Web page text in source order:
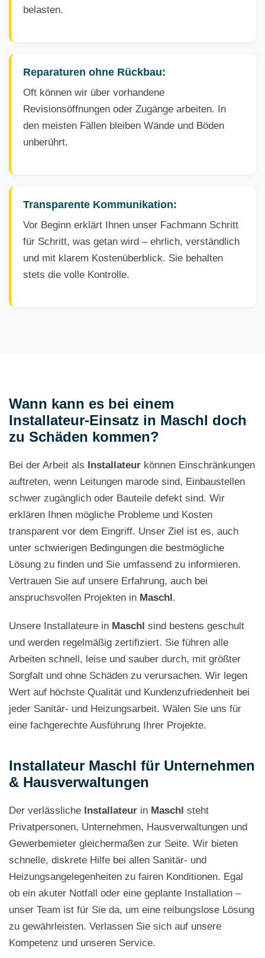
belasten.
Reparaturen ohne Rückbau:
Oft können wir über vorhandene
Revisionsöffnungen oder Zugänge arbeiten. In
den meisten Fällen bleiben Wände und Böden
unberührt.
Transparente Kommunikation:
Vor Beginn erklärt Ihnen unser Fachmann Schritt
für Schritt, was getan wird – ehrlich, verständlich
und mit klarem Kostenüberblick. Sie behalten
stets die volle Kontrolle.
Wann kann es bei einem
Installateur-Einsatz in Maschl doch
zu Schäden kommen?
Bei der Arbeit als Installateur können Einschränkungen
auftreten, wenn Leitungen marode sind, Einbaustellen
schwer zugänglich oder Bauteile defekt sind. Wir
erklären Ihnen mögliche Probleme und Kosten
transparent vor dem Eingriff. Unser Ziel ist es, auch
unter schwierigen Bedingungen die bestmögliche
Lösung zu finden und Sie umfassend zu informieren.
Vertrauen Sie auf unsere Erfahrung, auch bei
anspruchsvollen Projekten in Maschl.
Unsere Installateure in Maschl sind bestens geschult
und werden regelmäßig zertifiziert. Sie führen alle
Arbeiten schnell, leise und sauber durch, mit größter
Sorgfalt und ohne Schäden zu verursachen. Wir legen
Wert auf höchste Qualität und Kundenzufriedenheit bei
jeder Sanitär- und Heizungsarbeit. Wälen Sie uns für
eine fachgerechte Ausführung Ihrer Projekte.
Installateur Maschl für Unternehmen
& Hausverwaltungen
Der verlässliche Installateur in Maschl steht
Privatpersonen, Unternehmen, Hausverwaltungen und
Gewerbemieter gleichermaßen zur Seite. Wir bieten
schnelle, diskrete Hilfe bei allen Sanitär- und
Heizungsangelegenheiten zu fairen Konditionen. Egal
ob ein akuter Notfall oder eine geplante Installation –
unser Team ist für Sie da, um eine reibungslose Lösung
zu gewährleisten. Verlassen Sie sich auf unsere
Kompetenz und unseren Service.